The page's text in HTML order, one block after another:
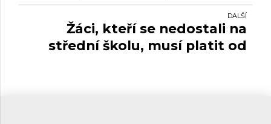
nové povinnosti.
DALŠÍ
Žáci, kteří se nedostali na
střední školu, musí platit od